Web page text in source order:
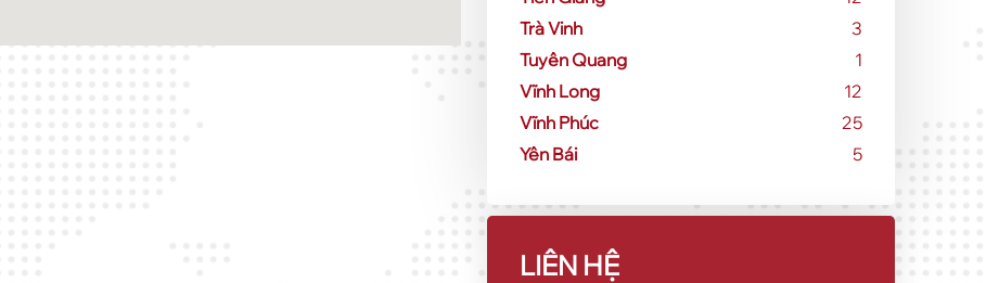
Trà Vinh
3
Tuyên Quang
1
Vĩnh Long
12
Vĩnh Phúc
25
Yên Bái
5
LIÊN HỆ